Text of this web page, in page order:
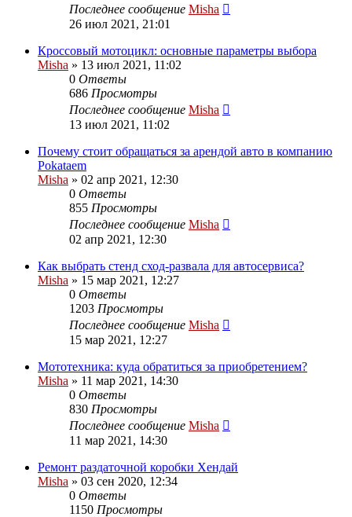
Последнее сообщение Misha
26 июл 2021, 21:01
Кроссовый мотоцикл: основные параметры выбора
Misha » 13 июл 2021, 11:02
0 Ответы
686 Просмотры
Последнее сообщение Misha
13 июл 2021, 11:02
Почему стоит обращаться за арендой авто в компанию
Pokataem
Misha » 02 апр 2021, 12:30
0 Ответы
855 Просмотры
Последнее сообщение Misha
02 апр 2021, 12:30
Как выбрать стенд сход-развала для автосервиса?
Misha » 15 мар 2021, 12:27
0 Ответы
1203 Просмотры
Последнее сообщение Misha
15 мар 2021, 12:27
Мототехника: куда обратиться за приобретением?
Misha » 11 мар 2021, 14:30
0 Ответы
830 Просмотры
Последнее сообщение Misha
11 мар 2021, 14:30
Ремонт раздаточной коробки Хендай
Misha » 03 сен 2020, 12:34
0 Ответы
1150 Просмотры